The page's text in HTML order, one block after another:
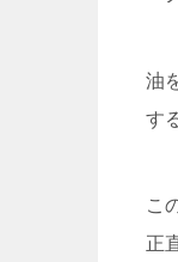
油
す
こ
正